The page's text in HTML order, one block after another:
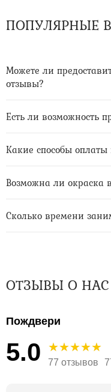
ПОПУЛЯРНЫЕ
Можете ли
отзывы?
Есть ли возможность
Какие способы
Возможна ли окраска
Сколько времени
ОТЗЫВЫ О НАС
Пождвери
5.0 77 отзывов